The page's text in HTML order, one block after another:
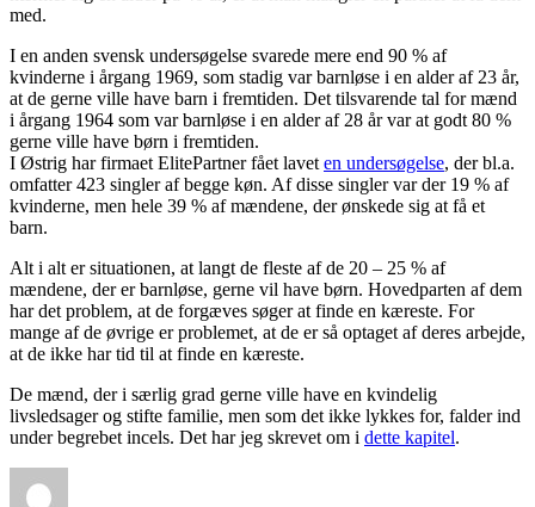
med.
I en anden svensk undersøgelse svarede mere end 90 % af
kvinderne i årgang 1969, som stadig var barnløse i en alder af 23 år,
at de gerne ville have barn i fremtiden. Det tilsvarende tal for mænd
i årgang 1964 som var barnløse i en alder af 28 år var at godt 80 %
gerne ville have børn i fremtiden.
I Østrig har firmaet ElitePartner fået lavet en undersøgelse, der bl.a.
omfatter 423 singler af begge køn. Af disse singler var der 19 % af
kvinderne, men hele 39 % af mændene, der ønskede sig at få et
barn.
Alt i alt er situationen, at langt de fleste af de 20 – 25 % af
mændene, der er barnløse, gerne vil have børn. Hovedparten af dem
har det problem, at de forgæves søger at finde en kæreste. For
mange af de øvrige er problemet, at de er så optaget af deres arbejde,
at de ikke har tid til at finde en kæreste.
De mænd, der i særlig grad gerne ville have en kvindelig
livsledsager og stifte familie, men som det ikke lykkes for, falder ind
under begrebet incels. Det har jeg skrevet om i dette kapitel.